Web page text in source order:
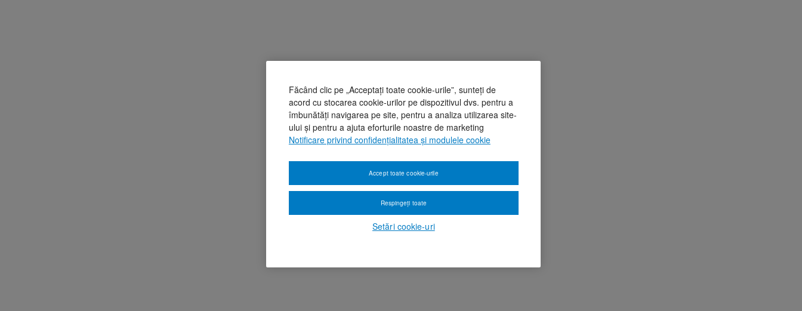
Făcând clic pe „Acceptați toate cookie-urile”, sunteți de
acord cu stocarea cookie-urilor pe dispozitivul dvs. pentru a
îmbunătăți navigarea pe site, pentru a analiza utilizarea site-
ului și pentru a ajuta eforturile noastre de marketing
Notificare privind confidențialitatea și modulele cookie
Setări cookie-uri
Respingeți toate
Accept toate cookie-urile